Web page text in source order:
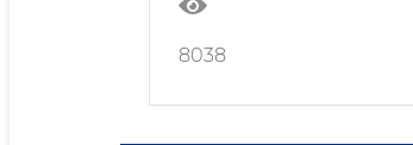
8038